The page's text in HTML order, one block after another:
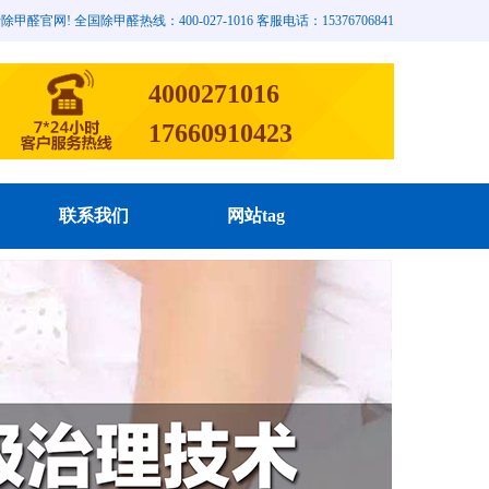
醛官网! 全国除甲醛热线：400-027-1016 客服电话：15376706841
4000271016
17660910423
联系我们 网站tag